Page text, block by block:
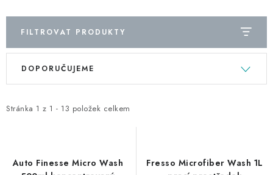
BYDLENÍ
Věrnostní program
Všeobecné obchodní podmínky
Podmínky ochrany osobních údajů
FILTROVAT PRODUKTY
V
i
Stránka 1 z 1 - 13 položek celkem
Ř
e
p
DOPORUČUJEME
Auto Finesse Micro Wash
Fresso Microfiber Wash 1L